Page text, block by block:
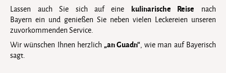
Lassen auch Sie sich auf eine kulinarische Reise nach
Bayern ein und genießen Sie neben vielen Leckereien unseren
zuvorkommenden Service.
Wir wünschen Ihnen herzlich„an Guadn“, wie man auf Bayerisch
sagt.